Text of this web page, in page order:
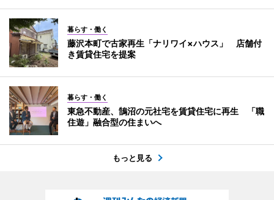
暮らす・働く
藤沢本町で古家再生「ナリワイ×ハウス」 店舗付
き賃貸住宅を提案
暮らす・働く
東急不動産、鵠沼の元社宅を賃貸住宅に再生 「職
住遊」融合型の住まいへ
もっと見る